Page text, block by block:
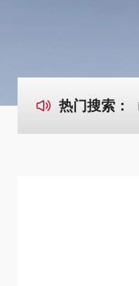
热门搜索：